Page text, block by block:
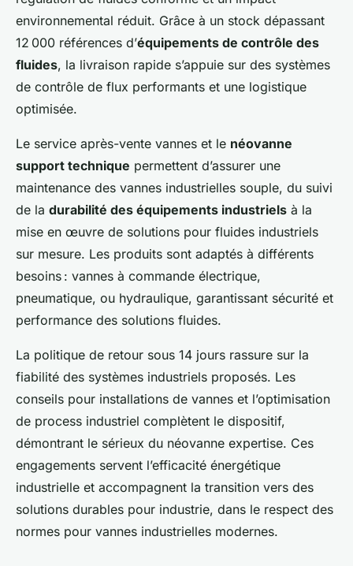
environnemental réduit. Grâce à un stock dépassant
12 000 références d’équipements de contrôle des
fluides, la livraison rapide s’appuie sur des systèmes
de contrôle de flux performants et une logistique
optimisée.
Le service après-vente vannes et le néovanne
support technique permettent d’assurer une
maintenance des vannes industrielles souple, du suivi
de la durabilité des équipements industriels à la
mise en œuvre de solutions pour fluides industriels
sur mesure. Les produits sont adaptés à différents
besoins : vannes à commande électrique,
pneumatique, ou hydraulique, garantissant sécurité et
performance des solutions fluides.
La politique de retour sous 14 jours rassure sur la
fiabilité des systèmes industriels proposés. Les
conseils pour installations de vannes et l’optimisation
de process industriel complètent le dispositif,
démontrant le sérieux du néovanne expertise. Ces
engagements servent l’efficacité énergétique
industrielle et accompagnent la transition vers des
solutions durables pour industrie, dans le respect des
normes pour vannes industrielles modernes.